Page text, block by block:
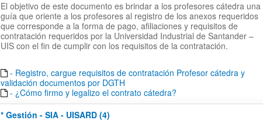
El objetivo de este documento es brindar a los profesores cátedra una
guía que oriente a los profesores al registro de los anexos requeridos
que corresponde a la forma de pago, afiliaciones y requisitos de
contratación requeridos por la Universidad Industrial de Santander –
UIS con el fin de cumplir con los requisitos de la contratación.
- Registro, cargue requisitos de contratación Profesor cátedra y
validación documentos por DGTH
- ¿Cómo firmo y legalizo el contrato cátedra?
* Gestión - SIA - UISARD (4)